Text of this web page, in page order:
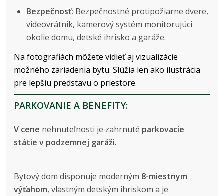
Bezpečnosť: Bezpečnostné protipožiarne dvere,
videovrátnik, kamerový systém monitorujúci
okolie domu, detské ihrisko a garáže.
Na fotografiách môžete vidieť aj vizualizácie
možného zariadenia bytu. Slúžia len ako ilustrácia
pre lepšiu predstavu o priestore.
PARKOVANIE A BENEFITY:
V cene nehnuteľnosti je zahrnuté parkovacie
státie v podzemnej garáži.
Bytový dom disponuje moderným 8-miestnym
výťahom, vlastným detským ihriskom a je